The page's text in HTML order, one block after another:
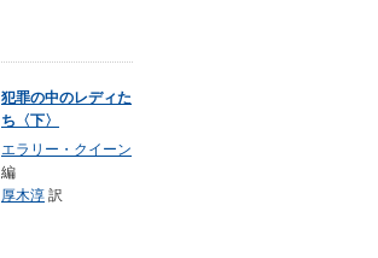
犯罪の中のレディた
ち〈下〉
エラリー・クイーン
編
厚木淳 訳